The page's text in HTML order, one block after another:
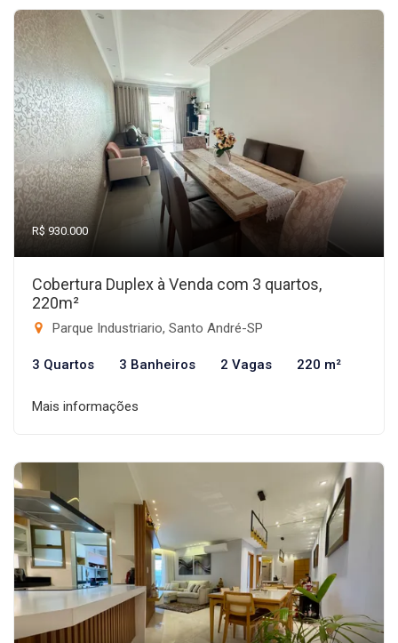
R$ 930.000
Cobertura Duplex à Venda com 3 quartos,
220m²
Parque Industriario, Santo André-SP
3 Quartos 3 Banheiros 2 Vagas 220 m²
Mais informações